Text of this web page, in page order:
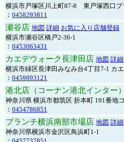
横浜市戸塚区川上町87-8 東戸塚西口プ
： 0458293811
瀬谷店 地図 詳細 お気に入り店舗登録
横浜市瀬谷区橋戸2-36-1
： 0453063431
カエデウォーク長津田店 地図 詳細
横浜市緑区長津田みなみ台4丁目7-1 カ
： 0459893121
港北店（コーナン港北インター）
神奈川県 横浜市都筑区 折本町 191番地
： 0454786851
ブランチ横浜南部市場店 地図 詳細
神奈川県横浜市金沢区鳥浜町1-1